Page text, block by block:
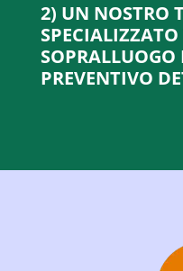
2) UN NOSTRO
PREVENTIVO